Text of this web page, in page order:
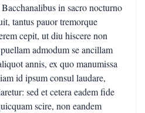
in sacro nocturno
tantus pauor tremorque
cepit, ut diu hiscere non
admodum se ancillam
annis, ex quo manumissa
id ipsum consul laudare,
sed et cetera eadem fide
scire, non eandem